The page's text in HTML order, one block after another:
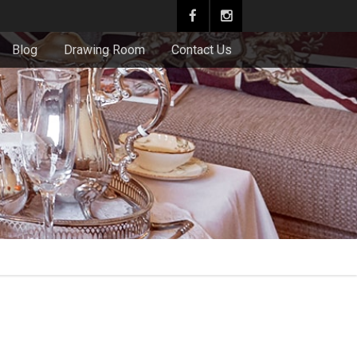
Blog Drawing Room Contact Us